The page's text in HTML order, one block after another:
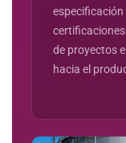
certificaciones
de proyectos
hacia el